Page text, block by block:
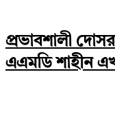
প্রভাবশালী
এএমডি শাহীন